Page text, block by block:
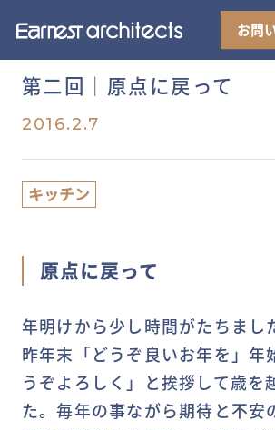
お問
第二回│原点に戻って
2016.2.7
キッチン
原点に戻って
年明けから少し時間がたちまし
昨年末「どうぞ良いお年を」年
うぞよろしく」と挨拶して歳を
た。毎年の事ながら期待と不安